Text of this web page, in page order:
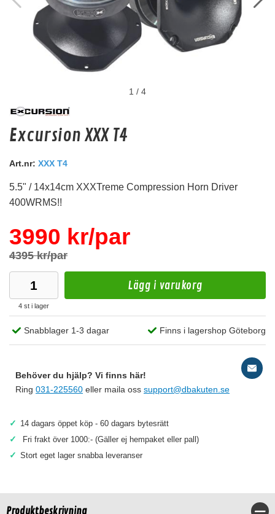
Audio System Z-EVO 0.75M
RCA kabel i OFC koppar. 0,75m lång.
Snabblager 1-3 dagar
1 / 4
Excursion XXX T4
Art.nr: XXX T4
5.5" / 14x14cm XXXTreme Compression Horn Driver
400WRMS!!
3990 kr/par
4395 kr/par
4 st i lager
Lägg i varukorg
Snabblager 1-3 dagar Finns i lagershop Göteborg
Behöver du hjälp? Vi finns här!
Ring 031-225560 eller maila oss support@dbakuten.se
✓ 14 dagars öppet köp - 60 dagars bytesrätt
✓ Fri frakt över 1000:- (Gäller ej hempaket eller pall)
✓ Stort eget lager snabba leveranser
Produktbeskrivning